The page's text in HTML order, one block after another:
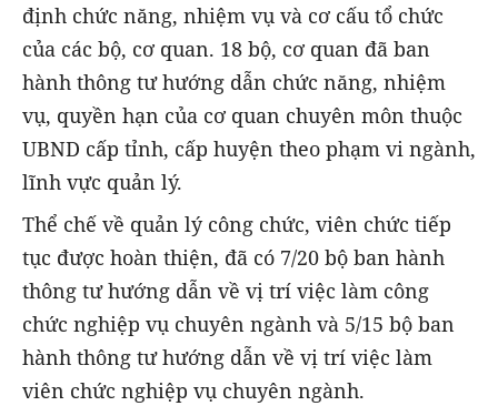
định chức năng, nhiệm vụ và cơ cấu tổ chức
của các bộ, cơ quan. 18 bộ, cơ quan đã ban
hành thông tư hướng dẫn chức năng, nhiệm
vụ, quyền hạn của cơ quan chuyên môn thuộc
UBND cấp tỉnh, cấp huyện theo phạm vi ngành,
lĩnh vực quản lý.
Thể chế về quản lý công chức, viên chức tiếp
tục được hoàn thiện, đã có 7/20 bộ ban hành
thông tư hướng dẫn về vị trí việc làm công
chức nghiệp vụ chuyên ngành và 5/15 bộ ban
hành thông tư hướng dẫn về vị trí việc làm
viên chức nghiệp vụ chuyên ngành.